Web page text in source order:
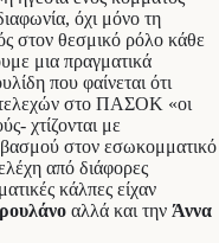
όχι μόνο τη
στον θεσμικό ρόλο κάθε
μια πραγματικά
που φαίνεται ότι
στο ΠΑΣΟΚ «οι
χτίζονται με
στον εσωκομματικό
από διάφορες
κάλπες είχαν
αλλά και την Άννα